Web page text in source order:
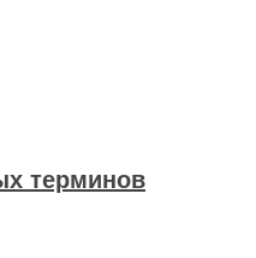
терминов